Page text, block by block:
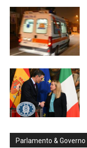
Parlamento & Governo